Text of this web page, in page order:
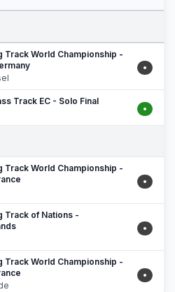
Track World Championship -
•
Track EC - Solo Final
•
Track World Championship -
•
Track of Nations -
•
Track World Championship -
•